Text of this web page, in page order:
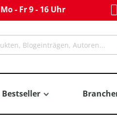
- Fr 9 - 16 Uhr
Bestseller